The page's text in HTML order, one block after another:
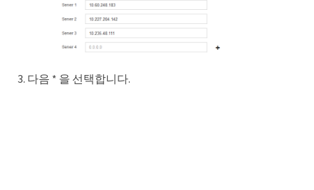
다음 * 을 선택합니다.